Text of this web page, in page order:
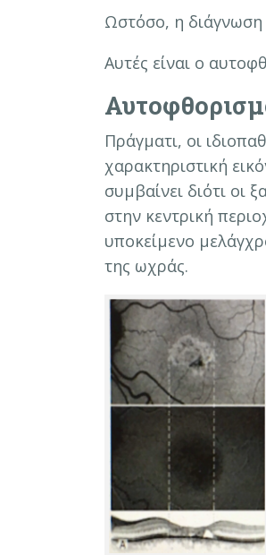
Ωστόσο, η διάγνωση
Αυτές είναι ο
Πράγματι, οι
χαρακτηριστική
συμβαίνει διότι οι
στην κεντρική
υποκείμενο
της ωχράς.